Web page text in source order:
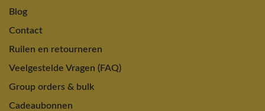
Blog
Contact
Ruilen en retourneren
Veelgestelde Vragen (FAQ)
Group orders & bulk
Cadeaubonnen